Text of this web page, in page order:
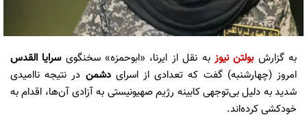
به گزارش بولتن نیوز به نقل از ایرنا، «ابوحمزه» سخنگویسرایا القدس
امروز (چهارشنبه) گفت که تعدادی از اسرایدشمن در نتیجه ناامیدی
شدید به دلیل بی‌توجهی کابینه رژیم صهیونیستی به آزادی آن‌ها، اقدام به
خودکشی کرده‌اند.